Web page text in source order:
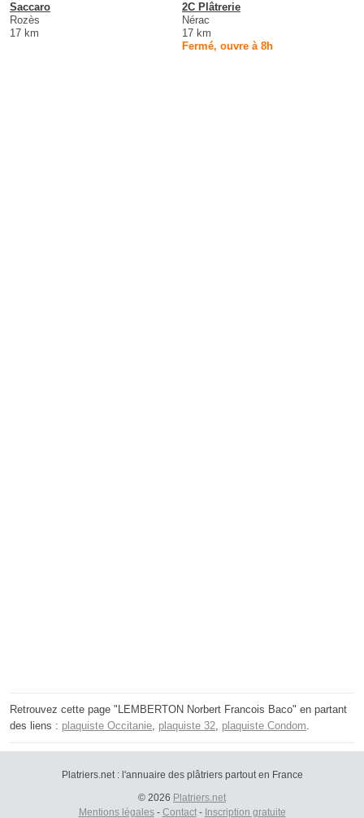
Saccaro
Rozès
17 km
2C Plâtrerie
Nérac
17 km
Fermé, ouvre à 8h
Retrouvez cette page "LEMBERTON Norbert Francois Baco" en partant
des liens : plaquiste Occitanie, plaquiste 32, plaquiste Condom.
Platriers.net : l'annuaire des plâtriers partout en France
© 2026 Platriers.net
Mentions légales- Contact- Inscription gratuite